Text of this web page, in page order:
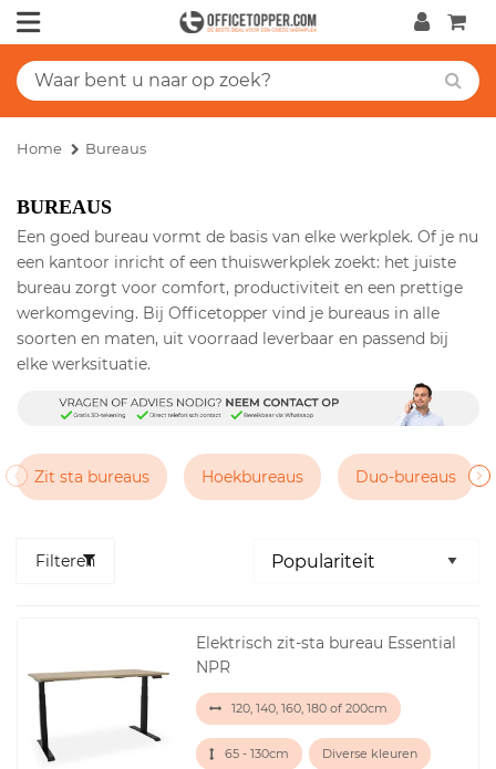
Home Bureaus
BUREAUS
Een goed bureau vormt de basis van elke werkplek. Of je nu
een kantoor inricht of een thuiswerkplek zoekt: het juiste
bureau zorgt voor comfort, productiviteit en een prettige
werkomgeving. Bij Officetopper vind je bureaus in alle
soorten en maten, uit voorraad leverbaar en passend bij
elke werksituatie.
Zit sta bureaus Hoekbureaus Duo-bureaus
Filteren
Elektrisch zit-sta bureau Essential
NPR
120, 140, 160, 180 of 200cm
65 - 130cm Diverse kleuren